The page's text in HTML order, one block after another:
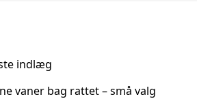
indlæg
vaner bag rattet – små valg